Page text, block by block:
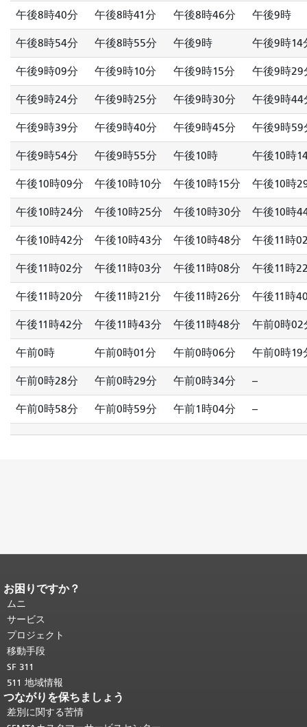
午後8時40分 午後8時41分 午後8時46分 午後9時
午後8時54分 午後8時55分 午後9時 午後9時14
午後9時09分 午後9時10分 午後9時15分 午後9時29
午後9時24分 午後9時25分 午後9時30分 午後9時44
午後9時39分 午後9時40分 午後9時45分 午後9時59
午後9時54分 午後9時55分 午後10時 午後10時
午後10時09分 午後10時10分 午後10時15分 午後10時
午後10時24分 午後10時25分 午後10時30分 午後10時
午後10時42分 午後10時43分 午後10時48分 午後11時
午後11時02分 午後11時03分 午後11時08分 午後11時
午後11時20分 午後11時21分 午後11時26分 午後11時
午後11時42分 午後11時43分 午後11時48分 午前0時02
午前0時 午前0時01分 午前0時06分 午前0時19
午前0時28分 午前0時29分 午前0時34分 --
午前0時58分 午前0時59分 午前1時04分 --
ページコンテンツの終わり。
ジの残りの部分はすべてのページで繰
り返されます。
頭に戻る。
お困りですか？
ムニ
サービス
プロジェクト
移動手段
SF 311
511 地域情報
つながりを保ちましょう
差別に関する苦情